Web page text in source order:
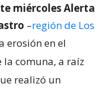
miércoles Alerta
–región de Los
erosión en el
la comuna, a raíz
realizó un